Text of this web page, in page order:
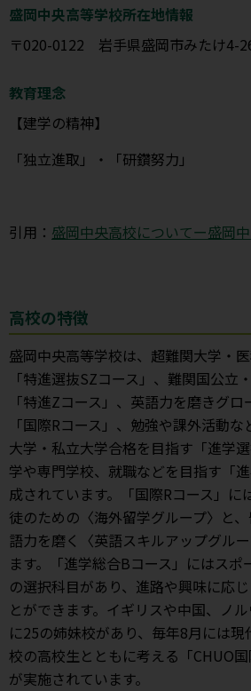
盛岡中央高等学校所在地情報
〒020-0122 岩手県盛岡市みたけ4-
教育理念
【建学の精神】
「独立進取」・「研鑽努力」
引用： 盛岡中央高校についてー盛岡
高校の特徴
盛岡中央高等学校は、超難関大学・
「特進選抜SZコース」、難関国公立
「特進Zコース」、英語力を磨きグ
「国際Rコース」、勉強や課外活動
大学・私立大学合格を目指す「進学
学や専門学校、就職などを目指す「
成されています。「国際Rコース」に
徒のための〈海外留学グループ〉と
語力を磨く〈英語スキルアップグル
ます。「進学総合Bコース」にはス
の選択科目があり、進路や興味に応
とができます。イギリスや中国、ノ
に25の姉妹校があり、毎年8月には
校の高校生とともに考える「CHUO国
が実施されています。